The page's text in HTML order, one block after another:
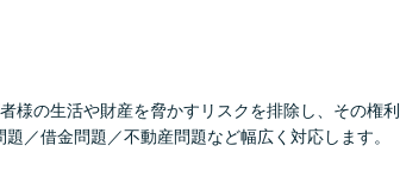
様の生活や財産を脅かすリスクを排除し、その権利
／借金問題／不動産問題など幅広く対応します。